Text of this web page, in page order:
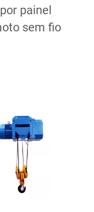
painel
sem fio